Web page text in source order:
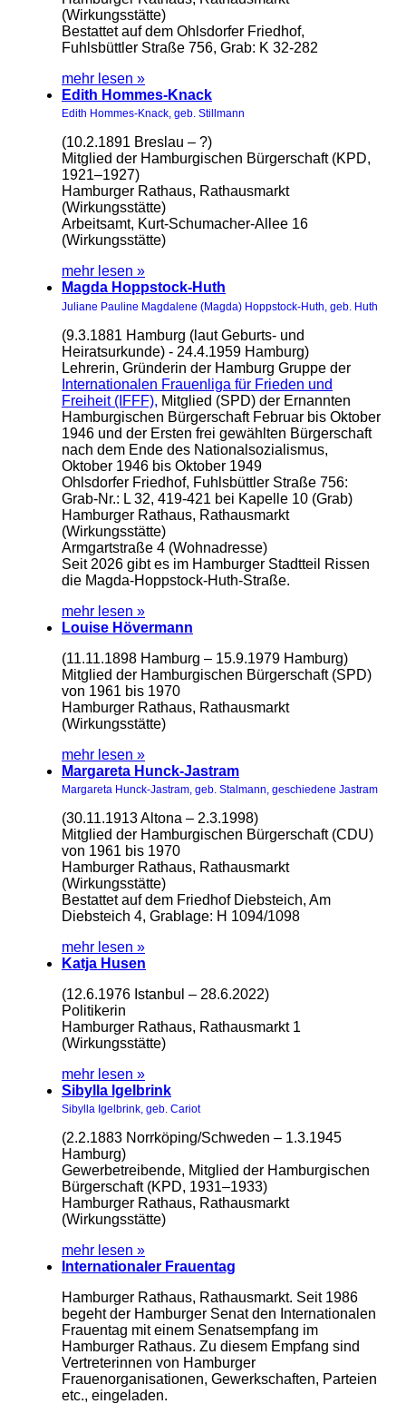
(Wirkungsstätte)
Bestattet auf dem Ohlsdorfer Friedhof,
Fuhlsbüttler Straße 756, Grab: K 32-282
mehr lesen »
Edith Hommes-Knack
Edith Hommes-Knack, geb. Stillmann
(10.2.1891 Breslau – ?)
Mitglied der Hamburgischen Bürgerschaft (KPD,
1921–1927)
Hamburger Rathaus, Rathausmarkt
(Wirkungsstätte)
Arbeitsamt, Kurt-Schumacher-Allee 16
(Wirkungsstätte)
mehr lesen »
Magda Hoppstock-Huth
Juliane Pauline Magdalene (Magda) Hoppstock-Huth, geb. Huth
(9.3.1881 Hamburg (laut Geburts- und
Heiratsurkunde) - 24.4.1959 Hamburg)
Lehrerin, Gründerin der Hamburg Gruppe der
Internationalen Frauenliga für Frieden und
Freiheit (IFFF), Mitglied (SPD) der Ernannten
Hamburgischen Bürgerschaft Februar bis Oktober
1946 und der Ersten frei gewählten Bürgerschaft
nach dem Ende des Nationalsozialismus,
Oktober 1946 bis Oktober 1949
Ohlsdorfer Friedhof, Fuhlsbüttler Straße 756:
Grab-Nr.: L 32, 419-421 bei Kapelle 10 (Grab)
Hamburger Rathaus, Rathausmarkt
(Wirkungsstätte)
Armgartstraße 4 (Wohnadresse)
Seit 2026 gibt es im Hamburger Stadtteil Rissen
die Magda-Hoppstock-Huth-Straße.
mehr lesen »
Louise Hövermann
(11.11.1898 Hamburg – 15.9.1979 Hamburg)
Mitglied der Hamburgischen Bürgerschaft (SPD)
von 1961 bis 1970
Hamburger Rathaus, Rathausmarkt
(Wirkungsstätte)
mehr lesen »
Margareta Hunck-Jastram
Margareta Hunck-Jastram, geb. Stalmann, geschiedene Jastram
(30.11.1913 Altona – 2.3.1998)
Mitglied der Hamburgischen Bürgerschaft (CDU)
von 1961 bis 1970
Hamburger Rathaus, Rathausmarkt
(Wirkungsstätte)
Bestattet auf dem Friedhof Diebsteich, Am
Diebsteich 4, Grablage: H 1094/1098
mehr lesen »
Katja Husen
(12.6.1976 Istanbul – 28.6.2022)
Politikerin
Hamburger Rathaus, Rathausmarkt 1
(Wirkungsstätte)
mehr lesen »
Sibylla Igelbrink
Sibylla Igelbrink, geb. Cariot
(2.2.1883 Norrköping/Schweden – 1.3.1945
Hamburg)
Gewerbetreibende, Mitglied der Hamburgischen
Bürgerschaft (KPD, 1931–1933)
Hamburger Rathaus, Rathausmarkt
(Wirkungsstätte)
mehr lesen »
Internationaler Frauentag
Hamburger Rathaus, Rathausmarkt. Seit 1986
begeht der Hamburger Senat den Internationalen
Frauentag mit einem Senatsempfang im
Hamburger Rathaus. Zu diesem Empfang sind
Vertreterinnen von Hamburger
Frauenorganisationen, Gewerkschaften, Parteien
etc., eingeladen.